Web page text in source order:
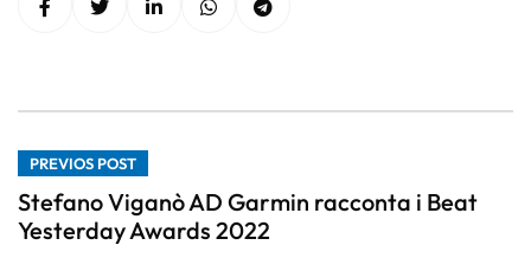
PREVIOS POST
Stefano Viganò AD Garmin racconta i Beat
Yesterday Awards 2022